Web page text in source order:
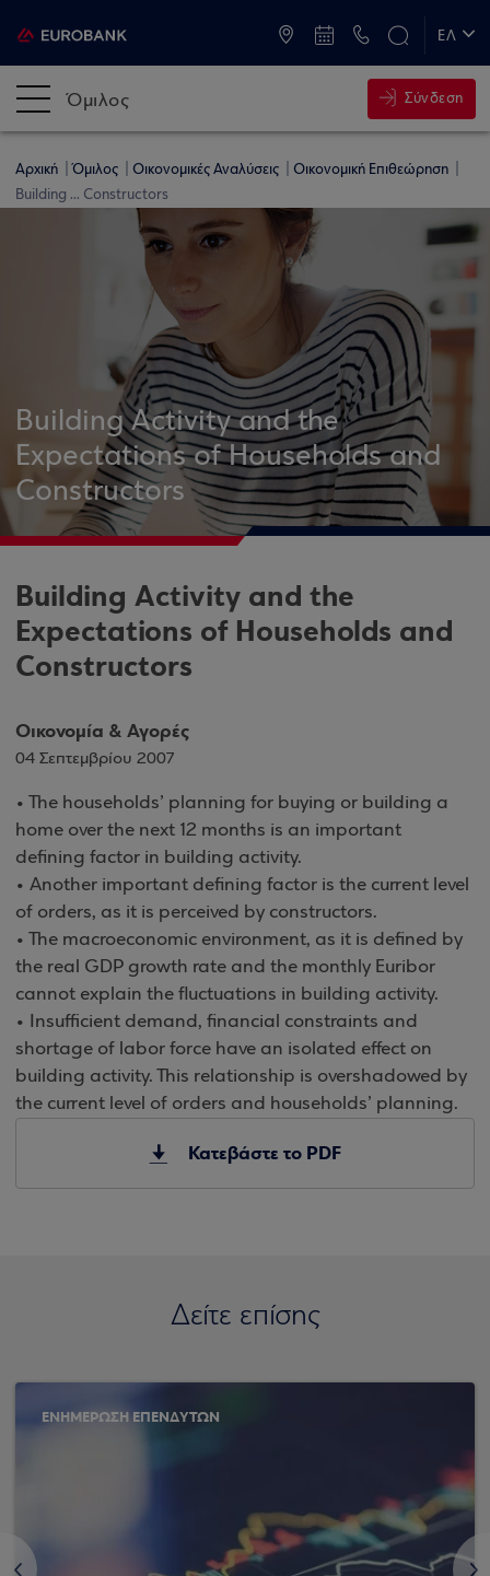
ΕΛ
Όμιλος Σύνδεση
Αρχική Όμιλος Οικονομικές Αναλύσεις
Οικονομική Επιθεώρηση
Building ... Constructors
Building Activity and the
Expectations of Households and
Constructors
Building Activity and the
Expectations of Households and
Constructors
Οικονομία & Αγορές
04 Σεπτεμβρίου 2007
• The households’ planning for buying or building a
home over the next 12 months is an important
defining factor in building activity.
• Another important defining factor is the current level
of orders, as it is perceived by constructors.
• The macroeconomic environment, as it is defined by
the real GDP growth rate and the monthly Euribor
cannot explain the fluctuations in building activity.
• Insufficient demand, financial constraints and
shortage of labor force have an isolated effect on
building activity. This relationship is overshadowed by
the current level of orders and households’ planning.
Κατεβάστε το PDF
Δείτε επίσης
<
ΕΝΗΜΕΡΩΣΗ ΕΠΕΝΔΥΤΩΝ
>